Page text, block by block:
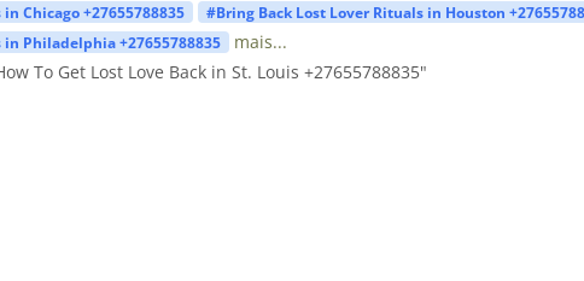
Chicago +27655788835
#Bring Back Lost Lover Rituals in Houston
Philadelphia +27655788835
mais...
To Get Lost Love Back in St. Louis +27655788835"